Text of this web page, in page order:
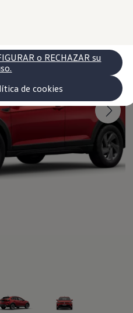
de cookies
o RECHAZAR su
Airbag
para
el ritmo.